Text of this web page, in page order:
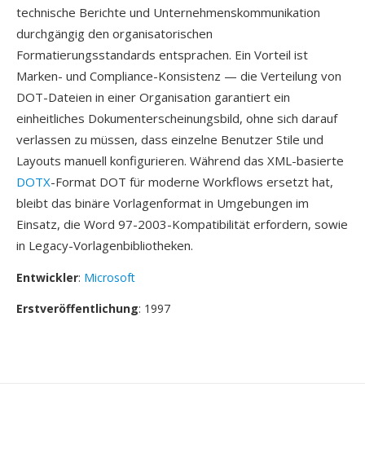
technische Berichte und Unternehmenskommunikation
durchgängig den organisatorischen
Formatierungsstandards entsprachen. Ein Vorteil ist
Marken- und Compliance-Konsistenz — die Verteilung von
DOT-Dateien in einer Organisation garantiert ein
einheitliches Dokumenterscheinungsbild, ohne sich darauf
verlassen zu müssen, dass einzelne Benutzer Stile und
Layouts manuell konfigurieren. Während das XML-basierte
DOTX-Format DOT für moderne Workflows ersetzt hat,
bleibt das binäre Vorlagenformat in Umgebungen im
Einsatz, die Word 97-2003-Kompatibilität erfordern, sowie
in Legacy-Vorlagenbibliotheken.
Entwickler: Microsoft
Erstveröffentlichung: 1997